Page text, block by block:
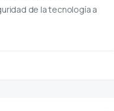
de la tecnología a